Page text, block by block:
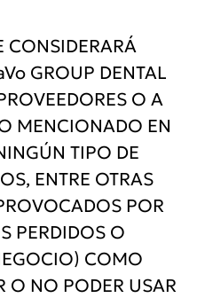
CONSIDERARÁ
GROUP DENTAL
O A
MENCIONADO EN
TIPO DE
ENTRE OTRAS
POR
PERDIDOS O
COMO
O NO PODER USAR